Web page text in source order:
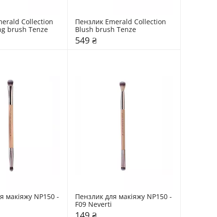
Collection
brush Tenze
Пензлик Emerald Collection
Blush brush Tenze
549 ₴
макіяжу NP150 -
Пензлик для макіяжу NP150 -
F09 Neverti